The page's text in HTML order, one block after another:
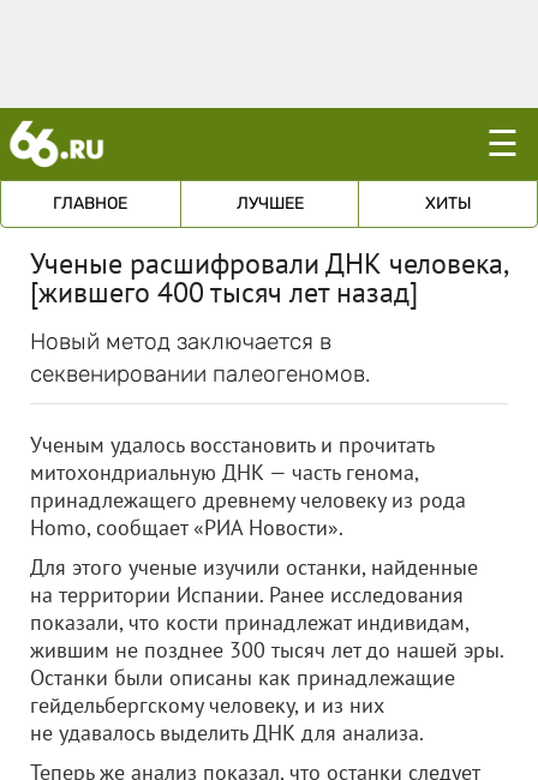
☰
ГЛАВНОЕ ЛУЧШЕЕ ХИТЫ
Ученые расшифровали ДНК человека,
[жившего 400 тысяч лет назад]
Новый метод заключается в
секвенировании палеогеномов.
Ученым удалось восстановить и прочитать
митохондриальную ДНК — часть генома,
принадлежащего древнему человеку из рода
Homo, сообщает «РИА Новости».
Для этого ученые изучили останки, найденные
на территории Испании. Ранее исследования
показали, что кости принадлежат индивидам,
жившим не позднее 300 тысяч лет до нашей эры.
Останки были описаны как принадлежащие
гейдельбергскому человеку, и из них
не удавалось выделить ДНК для анализа.
Теперь же анализ показал, что останки следует